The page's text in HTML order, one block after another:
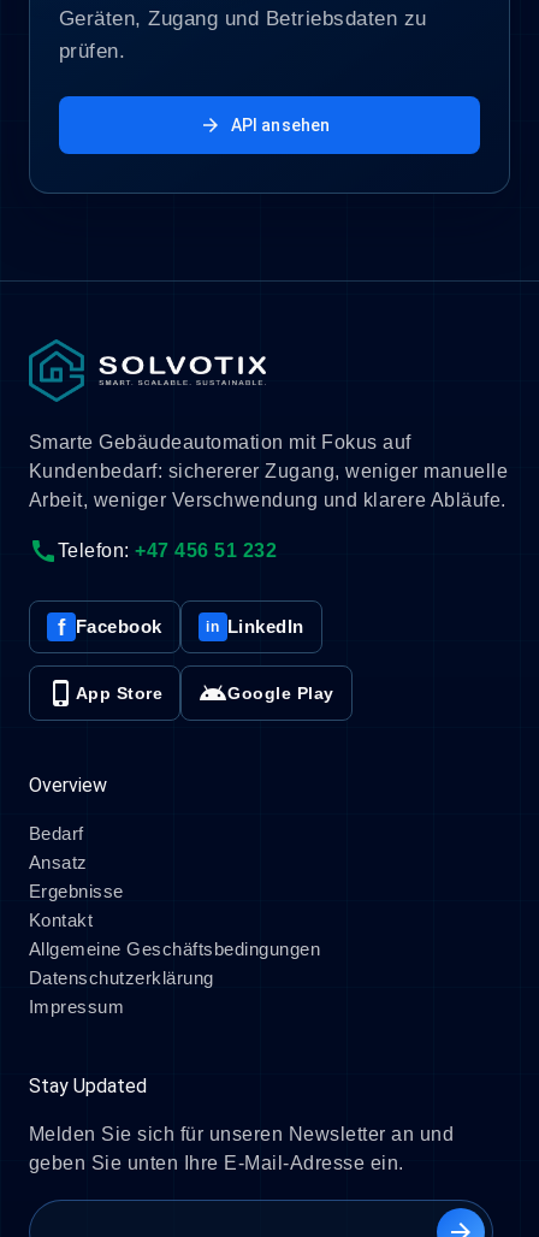
Geräten, Zugang und Betriebsdaten zu
prüfen.
arrow_forward API ansehen
Smarte Gebäudeautomation mit Fokus auf
Kundenbedarf: sichererer Zugang, weniger manuelle
Arbeit, weniger Verschwendung und klarere Abläufe.
callTelefon:+47 456 51 232
f Facebook in LinkedIn
phone_iphone App Store androidGoogle Play
Overview
Bedarf
Ansatz
Ergebnisse
Kontakt
Allgemeine Geschäftsbedingungen
Datenschutzerklärung
Impressum
Stay Updated
Melden Sie sich für unseren Newsletter an und
geben Sie unten Ihre E-Mail-Adresse ein.